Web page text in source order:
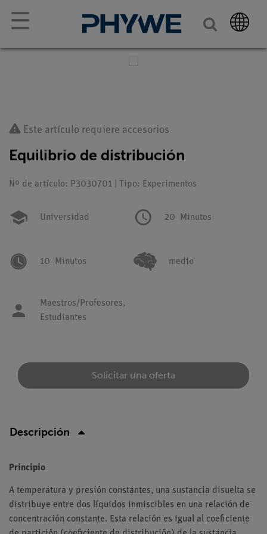
☰
Este artículo requiere accesorios
Equilibrio de distribución
Nº de artículo: P3030701 | Tipo: Experimentos
Universidad 20 Minutos
10 Minutos medio
Maestros/Profesores,
Estudiantes
Solicitar una oferta
Descripción
Principio
A temperatura y presión constantes, una sustancia disuelta se
distribuye entre dos líquidos inmiscibles en una relación de
concentración constante. Esta relación es igual al coeficiente